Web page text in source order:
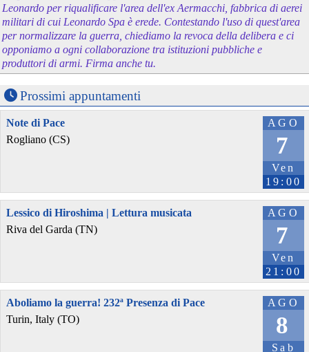
Leonardo per riqualificare l'area dell'ex Aermacchi, fabbrica di aerei
militari di cui Leonardo Spa è erede. Contestando l'uso di quest'area
per normalizzare la guerra, chiediamo la revoca della delibera e ci
opponiamo a ogni collaborazione tra istituzioni pubbliche e
produttori di armi. Firma anche tu.
Prossimi appuntamenti
AGO
7
Ven
19:00
Note di Pace
Rogliano (CS)
AGO
7
Ven
21:00
Lessico di Hiroshima | Lettura musicata
Riva del Garda (TN)
AGO
8
Sab
Aboliamo la guerra! 232ª Presenza di Pace
Turin, Italy (TO)